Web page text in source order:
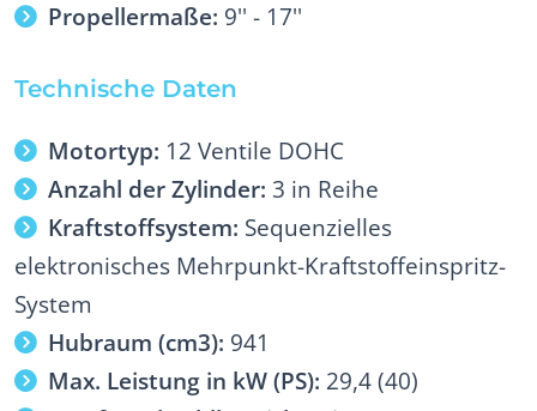
Propellermaße: 9'' - 17''
Technische Daten
Motortyp: 12 Ventile DOHC
Anzahl der Zylinder: 3 in Reihe
Kraftstoffsystem: Sequenzielles
elektronisches Mehrpunkt-Kraftstoffeinspritz-
System
Hubraum (cm3): 941
Max. Leistung in kW (PS): 29,4 (40)